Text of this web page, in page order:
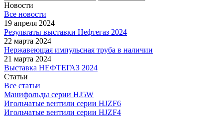
Новости
Все новости
19 апреля 2024
Результаты выставки Нефтегаз 2024
22 марта 2024
Нержавеющая импульсная труба в наличии
21 марта 2024
Выставка НЕФТЕГАЗ 2024
Статьи
Все статьи
Манифольды серии HJ5W
Игольчатые вентили серии HJZF6
Игольчатые вентили серии HJZF4